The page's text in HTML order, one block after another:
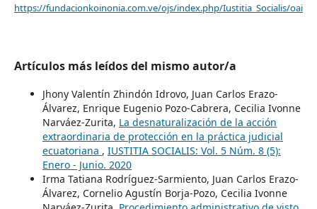
https://fundacionkoinonia.com.ve/ojs/index.php/Iustitia_Socialis/oai
Artículos más leídos del mismo autor/a
Jhony Valentín Zhindón Idrovo, Juan Carlos Erazo-
Álvarez, Enrique Eugenio Pozo-Cabrera, Cecilia Ivonne
Narváez-Zurita, La desnaturalización de la acción
extraordinaria de protección en la práctica judicial
ecuatoriana , IUSTITIA SOCIALIS: Vol. 5 Núm. 8 (5):
Enero - Junio. 2020
Irma Tatiana Rodríguez-Sarmiento, Juan Carlos Erazo-
Álvarez, Cornelio Agustín Borja-Pozo, Cecilia Ivonne